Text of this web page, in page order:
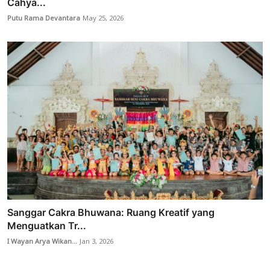
Putu Rama Devantara May 25, 2026
Sanggar Cakra Bhuwana: Ruang Kreatif yang
Menguatkan Tr...
I Wayan Arya Wikan...Jan 3, 2026